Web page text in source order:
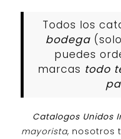
Todos los
bodega
puedes
marcas todo
Catalogos Unidos
mayorista, nosotros